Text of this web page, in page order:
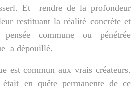
Et
rendre de la profondeur
restituant la réalité concrète et
commune ou pénétrée
a dépouillé.
est commun aux vrais créateurs.
était en quête permanente de ce